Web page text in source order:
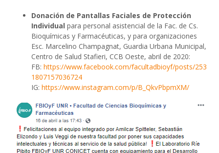
Donación de Pantallas Faciales de Protección
Individual para personal asistencial de la Fac. de Cs.
Bioquímicas y Farmacéuticas, y para organizaciones
Esc. Marcelino Champagnat, Guardia Urbana Municipal,
Centro de Salud Stafieri, CCB Oeste, abril de 2020:
FB: https://www.facebook.com/facultadbioyf/posts/253
1807157036724
IG: https://www.instagram.com/p/B_QkvPbpmXM/